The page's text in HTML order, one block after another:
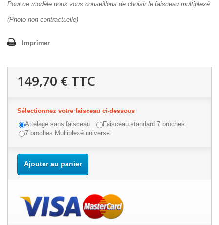
Pour ce modèle nous vous conseillons de choisir le faisceau multiplexé.
(Photo non-contractuelle)
Imprimer
149,70 € TTC
Sélectionnez votre faisceau ci-dessous
Attelage sans faisceau
Faisceau standard 7 broches
7 broches Multiplexé universel
Ajouter au panier